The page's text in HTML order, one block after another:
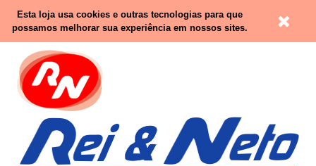
Contacte-nos
Esta loja usa cookies e outras tecnologias para que
possamos melhorar sua experiência em nossos sites.